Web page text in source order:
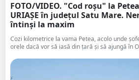
FOTO/VIDEO. "Cod roșu" la
URIAȘE în județul Satu Mare.
întinși la maxim
Cozi kilometrice la vama Petea, acolo unde
orele dacă vor să iasă din țară și să ajungă în